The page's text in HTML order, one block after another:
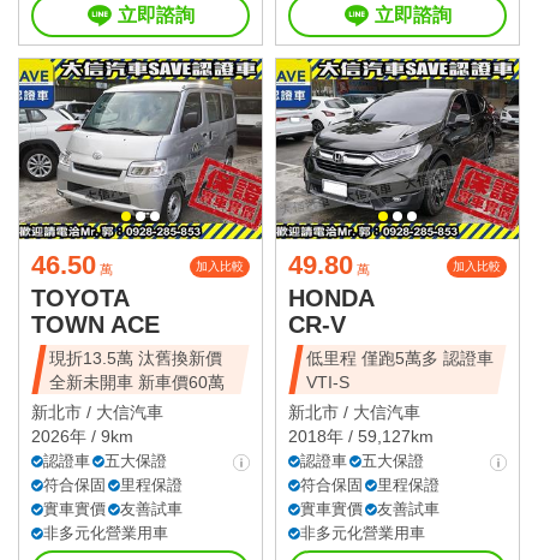
立即諮詢 立即諮詢
46.50 萬 加入比較
TOYOTA
TOWN ACE
現折13.5萬 汰舊換新價
全新未開車 新車價60萬
新北市 / 大信汽車
2026年 / 9km
認證車
五大保證
符合保固
里程保證
實車實價
友善試車
非多元化營業用車
49.80 萬 加入比較
HONDA
CR-V
低里程 僅跑5萬多 認證車
VTI-S
新北市 / 大信汽車
2018年 / 59,127km
認證車
五大保證
符合保固
里程保證
實車實價
友善試車
非多元化營業用車